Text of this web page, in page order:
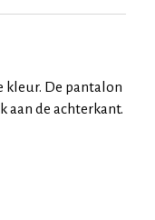
kleur. De pantalon
de achterkant.